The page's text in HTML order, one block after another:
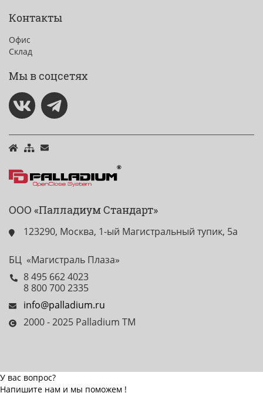
Контакты
Офис
Склад
Мы в соцсетях
ООО «Палладиум Стандарт»
123290, Москва, 1-ый Магистральный тупик, 5а
БЦ «Магистраль Плаза»
8 495 662 4023
8 800 700 2335
info@palladium.ru
2000 - 2025 Palladium TM
У вас вопрос?
Напишите нам и мы поможем !